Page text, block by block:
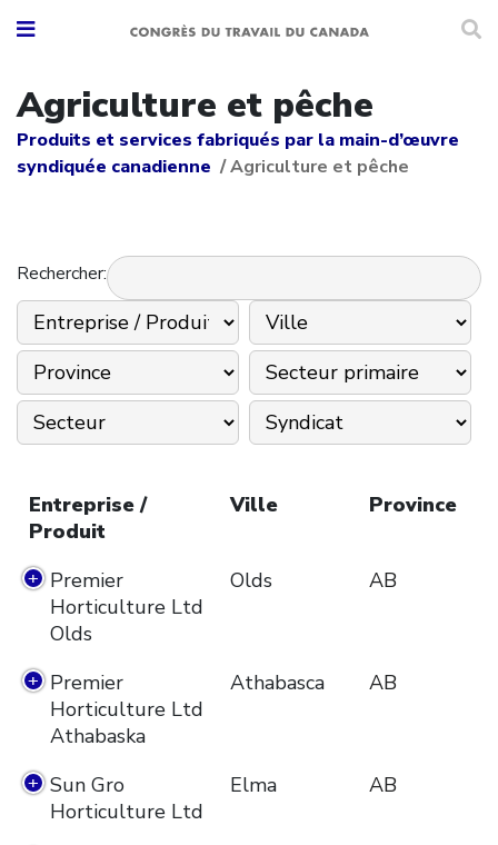
Agriculture et pêche
Produits et services fabriqués par la main-d’œuvre
syndiquée canadienne /Agriculture et pêche
Rechercher:
Entreprise /
Produit
Ville Province
Premier
Horticulture Ltd
Olds
Olds AB
Premier
Horticulture Ltd
Athabaska
Athabasca AB
Sun Gro
Horticulture Ltd
Elma AB